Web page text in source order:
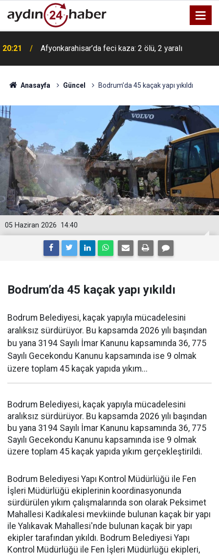
20:21 Afyonkarahisar’da feci kaza: 2 ölü, 2 yaralı
Anasayfa Güncel Bodrum’da 45 kaçak yapı yıkıldı
14:40
05 Haziran 2026
Bodrum’da 45 kaçak yapı yıkıldı
Bodrum Belediyesi, kaçak yapıyla mücadelesini
aralıksız sürdürüyor. Bu kapsamda 2026 yılı başından
bu yana 3194 Sayılı İmar Kanunu kapsamında 36, 775
Sayılı Gecekondu Kanunu kapsamında ise 9 olmak
üzere toplam 45 kaçak yapıda yıkım...
Bodrum Belediyesi, kaçak yapıyla mücadelesini
aralıksız sürdürüyor. Bu kapsamda 2026 yılı başından
bu yana 3194 Sayılı İmar Kanunu kapsamında 36, 775
Sayılı Gecekondu Kanunu kapsamında ise 9 olmak
üzere toplam 45 kaçak yapıda yıkım gerçekleştirildi.
Bodrum Belediyesi Yapı Kontrol Müdürlüğü ile Fen
İşleri Müdürlüğü ekiplerinin koordinasyonunda
sürdürülen yıkım çalışmalarında son olarak Peksimet
Mahallesi Kadıkalesi mevkiinde bulunan kaçak bir yapı
ile Yalıkavak Mahallesi'nde bulunan kaçak bir yapı
ekipler tarafından yıkıldı. Bodrum Belediyesi Yapı
Kontrol Müdürlüğü ile Fen İşleri Müdürlüğü ekipleri,